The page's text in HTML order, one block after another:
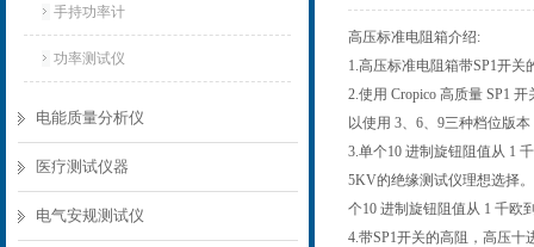
手持功率计
功率测试仪
电能质量分析仪
医疗测试仪器
电气安规测试仪
高压标准电阻箱介绍:
1.高压标准电阻箱带SP1开
2.使用 Cropico 高质量 SP1
以使用 3、6、9三种档位版
3.单个10 进制旋钮阻值从 1
5KV的绝缘测试仪理想选择
个10 进制旋钮阻值从 1 千欧
4.带SP1开关的高阻，高压